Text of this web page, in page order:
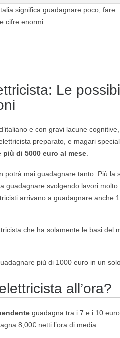
significa guadagnare poco, fare
cifre enormi.
Le
e con gravi lacune cognitive,
preparato, e magari
più di 5000 euro al mese
potrà mai guadagnare tanto. Più la
guadagnare svolgendo lavori molto
arrivano a guadagnare anche
che ha solamente le basi del
più di 1000 euro in un
all’ora?
guadagna tra i 7 e i 10 euro
8,00€ netti l’ora di media.